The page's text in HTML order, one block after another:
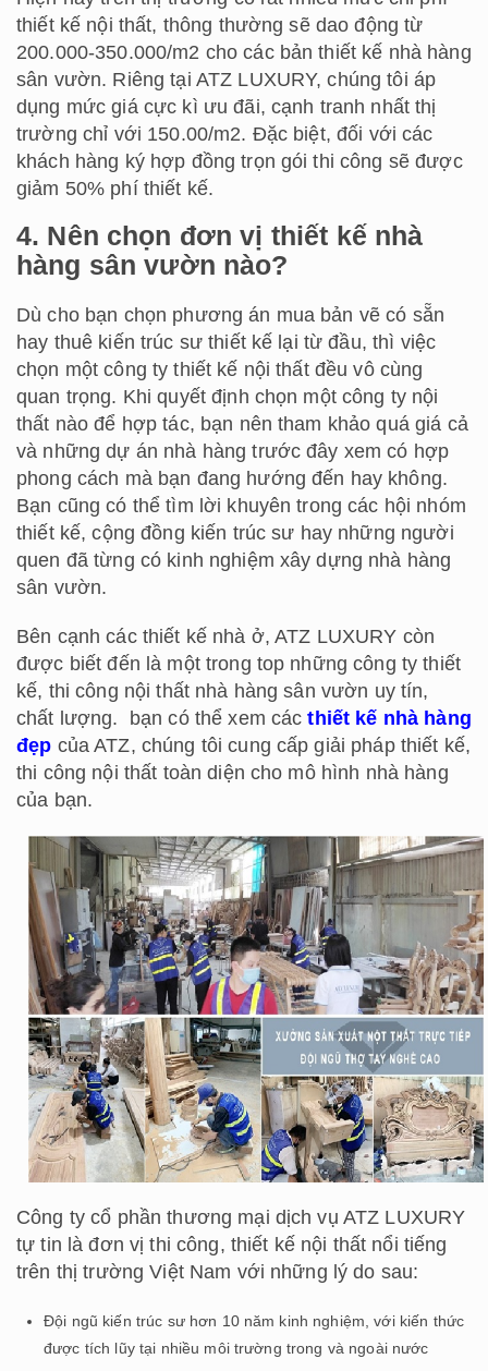
thiết kế nội thất, thông thường sẽ dao động từ
200.000-350.000/m2 cho các bản thiết kế nhà hàng
sân vườn. Riêng tại ATZ LUXURY, chúng tôi áp
dụng mức giá cực kì ưu đãi, cạnh tranh nhất thị
trường chỉ với 150.00/m2. Đặc biệt, đối với các
khách hàng ký hợp đồng trọn gói thi công sẽ được
giảm 50% phí thiết kế.
4. Nên chọn đơn vị thiết kế nhà
hàng sân vườn nào?
Dù cho bạn chọn phương án mua bản vẽ có sẵn
hay thuê kiến trúc sư thiết kế lại từ đầu, thì việc
chọn một công ty thiết kế nội thất đều vô cùng
quan trọng. Khi quyết định chọn một công ty nội
thất nào để hợp tác, bạn nên tham khảo quá giá cả
và những dự án nhà hàng trước đây xem có hợp
phong cách mà bạn đang hướng đến hay không.
Bạn cũng có thể tìm lời khuyên trong các hội nhóm
thiết kế, cộng đồng kiến trúc sư hay những người
quen đã từng có kinh nghiệm xây dựng nhà hàng
sân vườn.
Bên cạnh các thiết kế nhà ở, ATZ LUXURY còn
được biết đến là một trong top những công ty thiết
kế, thi công nội thất nhà hàng sân vườn uy tín,
chất lượng. bạn có thể xem cácthiết kế nhà hàng
đẹp của ATZ, chúng tôi cung cấp giải pháp thiết kế,
thi công nội thất toàn diện cho mô hình nhà hàng
của bạn.
Công ty cổ phần thương mại dịch vụ ATZ LUXURY
tự tin là đơn vị thi công, thiết kế nội thất nổi tiếng
trên thị trường Việt Nam với những lý do sau:
Đội ngũ kiến trúc sư hơn 10 năm kinh nghiệm, với kiến thức
được tích lũy tại nhiều môi trường trong và ngoài nước